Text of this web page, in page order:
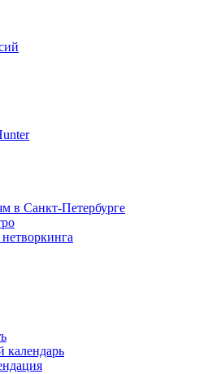
в Санкт-Петербурге
календарь